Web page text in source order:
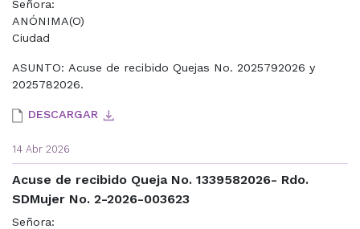
Señora:
ANÓNIMA(O)
Ciudad
ASUNTO: Acuse de recibido Quejas No. 2025792026 y
2025782026.
DESCARGAR
14 Abr 2026
Acuse de recibido Queja No. 1339582026- Rdo.
SDMujer No. 2-2026-003623
Señora: